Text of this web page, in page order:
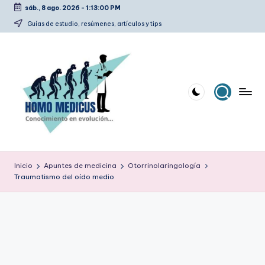
Saltar
sáb., 8 ago. 2026 - 1:13:00 PM
Guías de estudio, resúmenes, artículos y tips
o
m
estudio,
Inicio Apuntes de medicina
Otorrinolaringología
Traumatismo del oído medio